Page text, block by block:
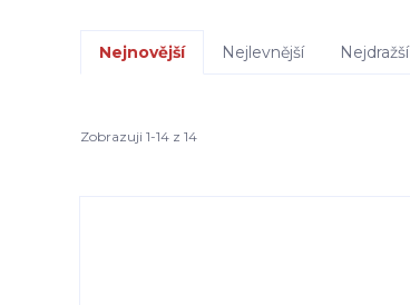
Nejnovější Nejlevnější Nejdražší
Zobrazuji 1-14 z 14